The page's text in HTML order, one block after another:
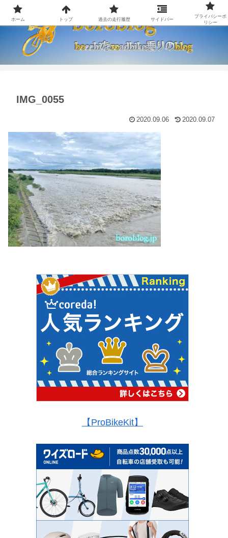
IMG_0055
2020.09.06 2020.09.07
【ProBikeKit】
ホーム トップ 過去の走行履歴 サイドバー
プライバシーポ
リシー